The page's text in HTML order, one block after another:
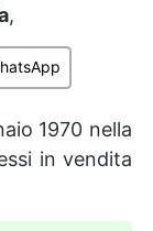
,
1970 nella
in vendita